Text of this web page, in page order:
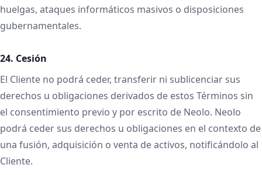
huelgas, ataques informáticos masivos o disposiciones
gubernamentales.
24. Cesión
El Cliente no podrá ceder, transferir ni sublicenciar sus
derechos u obligaciones derivados de estos Términos sin
el consentimiento previo y por escrito de Neolo. Neolo
podrá ceder sus derechos u obligaciones en el contexto de
una fusión, adquisición o venta de activos, notificándolo al
Cliente.